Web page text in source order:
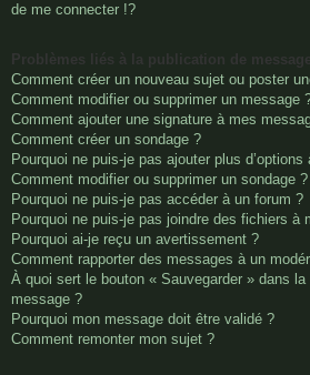
de me connecter !?
Comment créer un nouveau sujet ou poster
Comment modifier ou supprimer un message
Comment ajouter une signature à mes
Comment créer un sondage ?
Pourquoi ne puis-je pas ajouter plus
Comment modifier ou supprimer un sondage ?
Pourquoi ne puis-je pas accéder à un forum ?
Pourquoi ne puis-je pas joindre des fichiers à
Pourquoi ai-je reçu un avertissement ?
Comment rapporter des messages à un
À quoi sert le bouton « Sauvegarder » dans
message ?
Pourquoi mon message doit être validé ?
Comment remonter mon sujet ?